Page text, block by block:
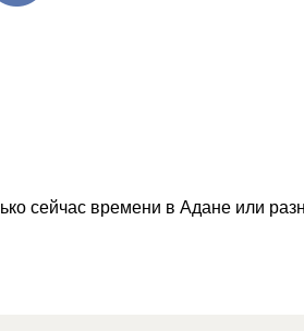
сейчас времени в Адане или